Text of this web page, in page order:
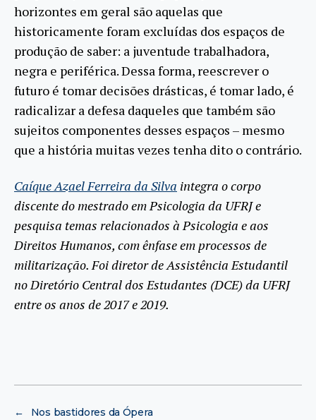
horizontes em geral são aquelas que
historicamente foram excluídas dos espaços de
produção de saber: a juventude trabalhadora,
negra e periférica. Dessa forma, reescrever o
futuro é tomar decisões drásticas, é tomar lado, é
radicalizar a defesa daqueles que também são
sujeitos componentes desses espaços – mesmo
que a história muitas vezes tenha dito o contrário.
Caíque Azael Ferreira da Silva integra o corpo
discente do mestrado em Psicologia da UFRJ e
pesquisa temas relacionados à Psicologia e aos
Direitos Humanos, com ênfase em processos de
militarização. Foi diretor de Assistência Estudantil
no Diretório Central dos Estudantes (DCE) da UFRJ
entre os anos de 2017 e 2019.
←
Nos bastidores da Ópera